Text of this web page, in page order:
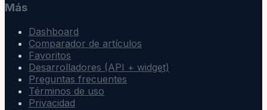
Más
Dashboard
Comparador de artículos
Favoritos
Desarrolladores (API + widget)
Preguntas frecuentes
Términos de uso
Privacidad